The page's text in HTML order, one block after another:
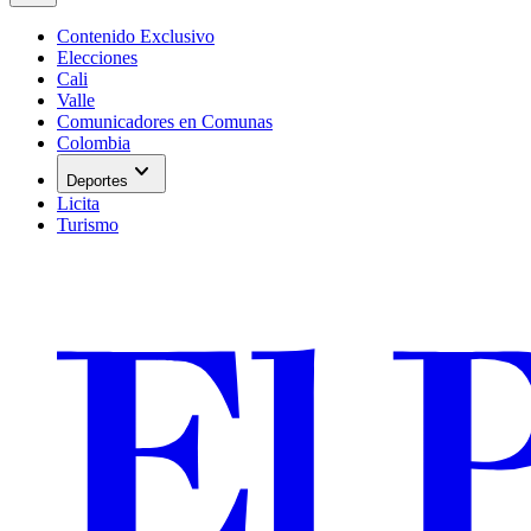
Contenido Exclusivo
Elecciones
Cali
Valle
Comunicadores en Comunas
Colombia
Deportes expand_more
Licita
Turismo